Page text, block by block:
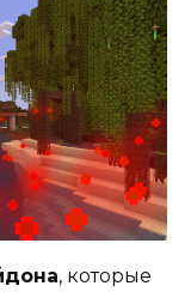
, которые